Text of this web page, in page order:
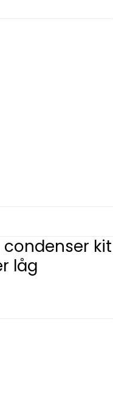
condenser kit
låg